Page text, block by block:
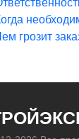
грозит